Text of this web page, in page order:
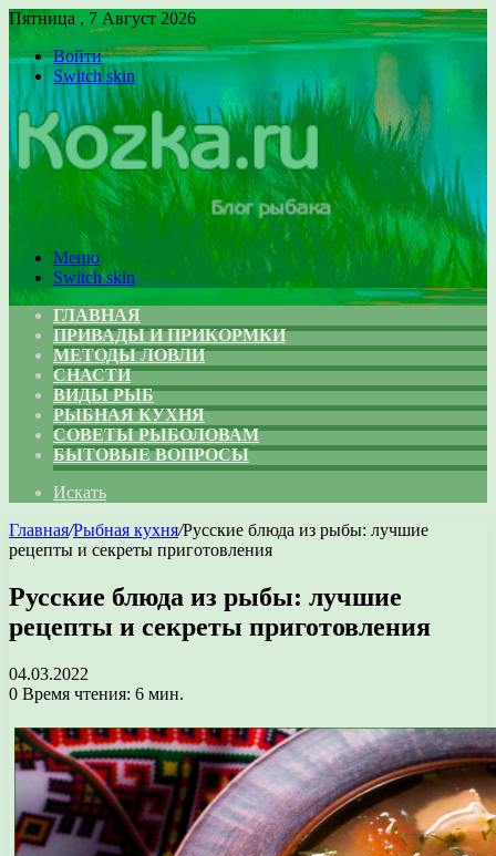
Пятница , 7 Август 2026
Войти
Switch skin
Меню
Switch skin
ГЛАВНАЯ
ПРИВАДЫ И ПРИКОРМКИ
МЕТОДЫ ЛОВЛИ
СНАСТИ
ВИДЫ РЫБ
РЫБНАЯ КУХНЯ
СОВЕТЫ РЫБОЛОВАМ
БЫТОВЫЕ ВОПРОСЫ
Искать
Главная/Рыбная кухня/Русские блюда из рыбы: лучшие
рецепты и секреты приготовления
Русские блюда из рыбы: лучшие
рецепты и секреты приготовления
04.03.2022
0 Время чтения: 6 мин.